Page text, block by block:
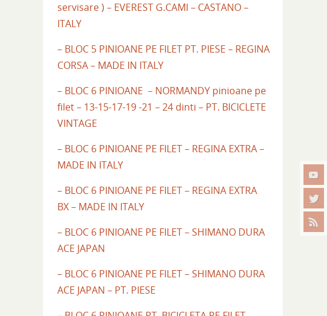
servisare ) – EVEREST G.CAMI – CASTANO –
ITALY
– BLOC 5 PINIOANE PE FILET PT. PIESE – REGINA
CORSA – MADE IN ITALY
– BLOC 6 PINIOANE – NORMANDY pinioane pe
filet – 13-15-17-19 -21 – 24 dinti – PT. BICICLETE
VINTAGE
– BLOC 6 PINIOANE PE FILET – REGINA EXTRA –
MADE IN ITALY
– BLOC 6 PINIOANE PE FILET – REGINA EXTRA
BX – MADE IN ITALY
– BLOC 6 PINIOANE PE FILET – SHIMANO DURA
ACE JAPAN
– BLOC 6 PINIOANE PE FILET – SHIMANO DURA
ACE JAPAN – PT. PIESE